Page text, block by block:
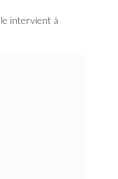
intervient à